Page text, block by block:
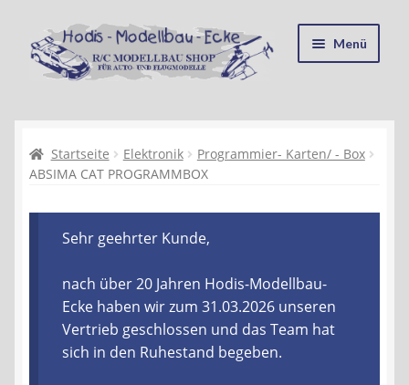
Zur
Navigation
springen
Zum
Inhalt
springen
Menü
Kasse
Recycling, Entsorgung und Umwelt
Shop
Warenkorb
Startseite Elektronik
Programmier- Karten/ - Box
ABSIMA CAT PROGRAMMBOX
Sehr geehrter Kunde,
nach über 20 Jahren Hodis-Modellbau-
Ecke haben wir zum 31.03.2026 unseren
Vertrieb geschlossen und das Team hat
sich in den Ruhestand begeben.